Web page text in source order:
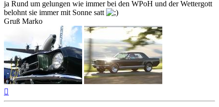
ja Rund um gelungen wie immer bei den WPoH und der Wettergott
belohnt sie immer mit Sonne satt
Gruß Marko